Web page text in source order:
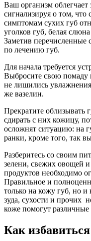
Ваш организм
сигнализируя о том, что
симптомам сухих губ
уголков губ, белая
Заметив
по лечению губ.
Для начала требуется
Выбросите свою помаду
не лишились
же вазелин.
Прекратите облизывать
сдирать с них кожицу,
осложнят ситуацию: на
ранки, кроме того, так
Разберитесь со своим
зелени, свежих овощей
продуктов необходимо
Правильное и
только на кожу губ, но и
зуда, сухости и прочих
коже помогут различные
Как